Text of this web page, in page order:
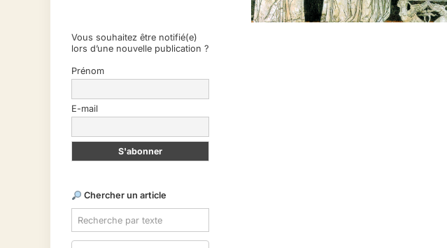
Vous souhaitez être notifié(e)
lors d’une nouvelle publication ?
Prénom
E-mail
Chercher un article